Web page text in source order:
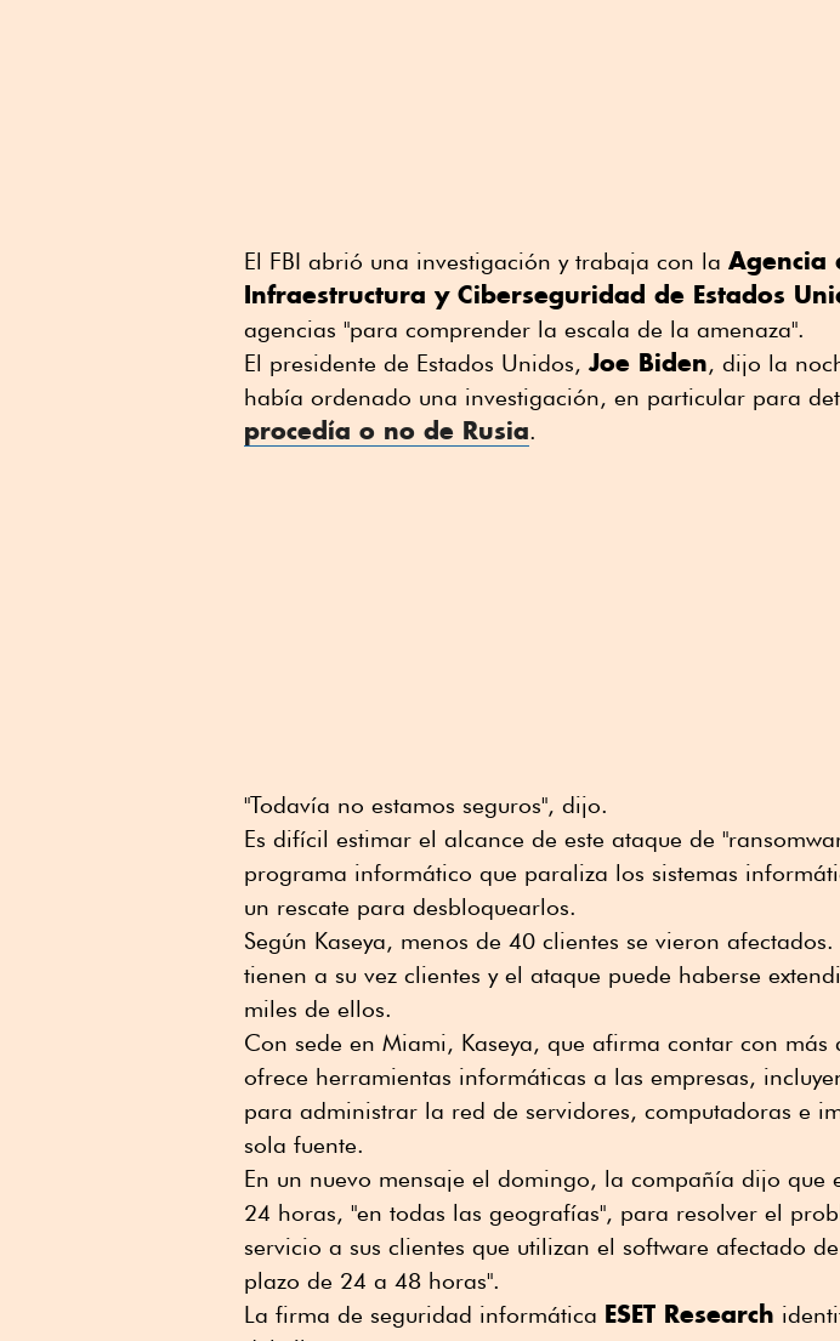
El FBI abrió una investigación y trabaja con la Agencia
Infraestructura y Ciberseguridad de Estados
agencias "para comprender la escala de la amenaza".
El presidente de Estados Unidos, Joe Biden, dijo la
había ordenado una investigación, en particular para
procedía o no de Rusia.
"Todavía no estamos seguros", dijo.
Es difícil estimar el alcance de este ataque de
programa informático que paraliza los sistemas
un rescate para desbloquearlos.
Según Kaseya, menos de 40 clientes se vieron
tienen a su vez clientes y el ataque puede haberse
miles de ellos.
Con sede en Miami, Kaseya, que afirma contar con más
ofrece herramientas informáticas a las empresas,
para administrar la red de servidores, computadoras e
sola fuente.
En un nuevo mensaje el domingo, la compañía dijo que
24 horas, "en todas las geografías", para resolver el
servicio a sus clientes que utilizan el software afectado
plazo de 24 a 48 horas".
La firma de seguridad informática ESET Research